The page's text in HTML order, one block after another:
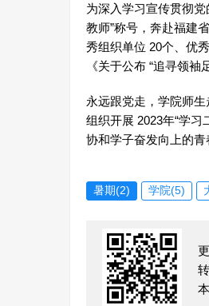
为深入学习宣传贯彻
教师”称号，奔赴福建
秀组织单位 20个、优
《关于公布 “追寻领
永远跟党走， 学院师生
组织开展 2023年“学
协和学子奋发向上的青
暑期(2) 学院(5)